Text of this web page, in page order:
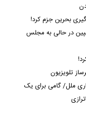
بحرین جزم کرد!
در حالی به مجلس
تلویزیون
ملل/ گامی برای یک